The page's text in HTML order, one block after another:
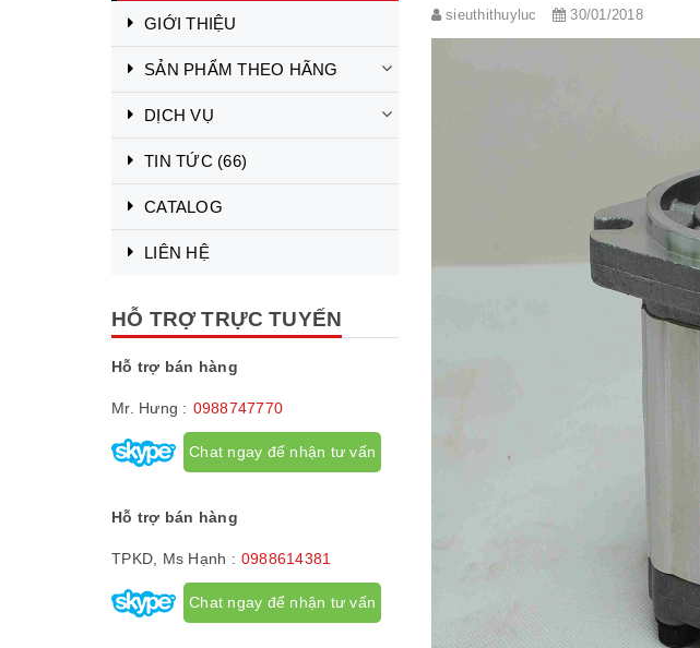
sieuthithuyluc 30/01/2018
GIỚI THIỆU
SẢN PHẨM THEO HÃNG
DỊCH VỤ
TIN TỨC (66)
CATALOG
LIÊN HỆ
HỖ TRỢ TRỰC TUYẾN
Hỗ trợ bán hàng
Mr. Hưng : 0988747770
Chat ngay để nhận tư vấn
Hỗ trợ bán hàng
TPKD, Ms Hạnh : 0988614381
Chat ngay để nhận tư vấn